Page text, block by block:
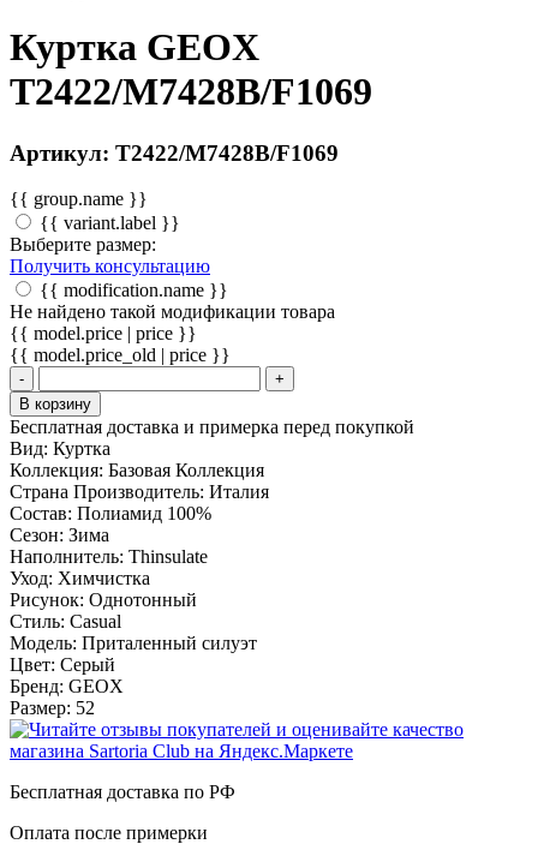
Куртка GEOX
T2422/M7428B/F1069
Артикул: T2422/M7428B/F1069
{{ group.name }}
{{ variant.label }}
Выберите размер:
Получить консультацию
{{ modification.name }}
Не найдено такой модификации товара
{{ model.price | price }}
{{ model.price_old | price }}
-
+
В корзину
Бесплатная доставка и примерка перед покупкой
Вид: Куртка
Коллекция: Базовая Коллекция
Страна Производитель: Италия
Состав: Полиамид 100%
Сезон: Зима
Наполнитель: Thinsulate
Уход: Химчистка
Рисунок: Однотонный
Стиль: Casual
Модель: Приталенный силуэт
Цвет: Серый
Бренд: GEOX
Размер: 52
Бесплатная доставка по РФ
Оплата после примерки